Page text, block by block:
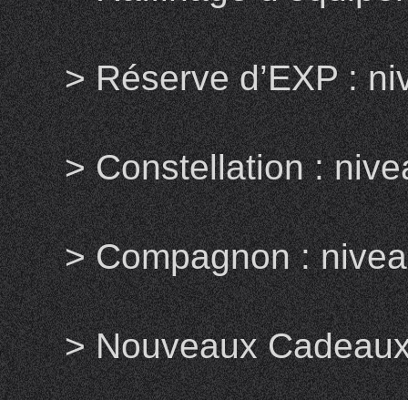
> Réserve d’EXP :
> Constellation :
> Compagnon :
> Nouveaux